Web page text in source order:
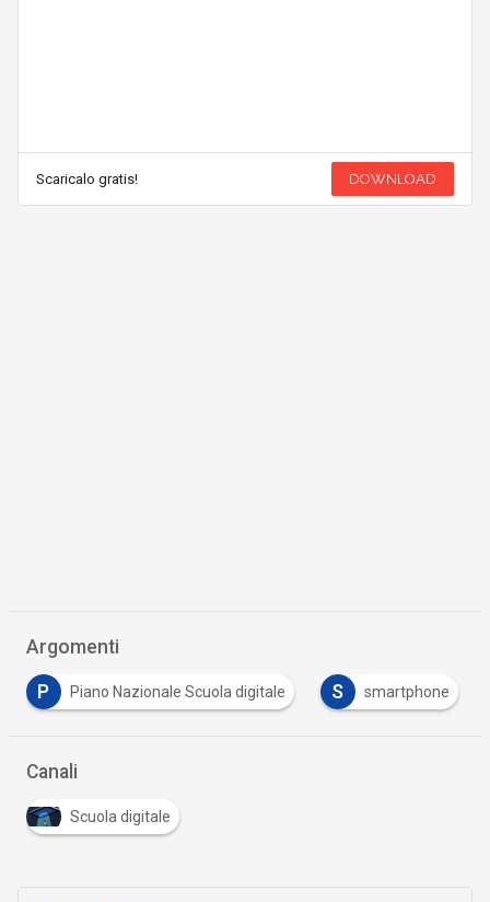
Scaricalo gratis! DOWNLOAD
Argomenti
P Piano Nazionale Scuola digitale S smartphone
Canali
Scuola digitale